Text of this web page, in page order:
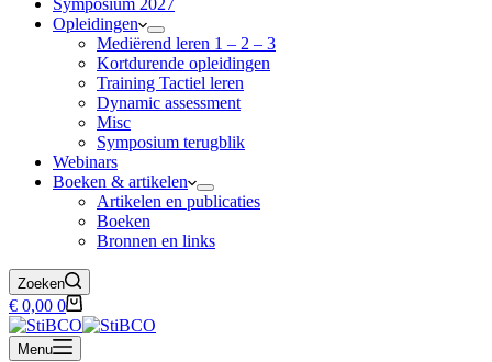
Symposium 2027
Opleidingen
Mediërend leren 1 – 2 – 3
Kortdurende opleidingen
Training Tactiel leren
Dynamic assessment
Misc
Symposium terugblik
Webinars
Boeken & artikelen
Artikelen en publicaties
Boeken
Bronnen en links
Zoeken
Winkelwagen
€ 0,00 0
Menu